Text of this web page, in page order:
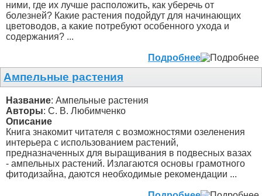
ними, где их лучше расположить, как уберечь от
болезней? Какие растения подойдут для начинающих
цветоводов, а какие потребуют особенного ухода и
содержания? ...
Подробнее
Ампельные растения
Название: Ампельные растения
Авторы: С. В. Любимченко
Описание
Книга знакомит читателя с возможностями озеленения
интерьера с использованием растений,
предназначенных для выращивания в подвесных вазах
- ампельных растений. Излагаются основы грамотного
фитодизайна, даются необходимые рекомендации ...